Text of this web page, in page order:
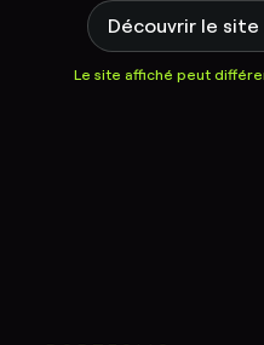
Découvrir le site
Le site affiché peut